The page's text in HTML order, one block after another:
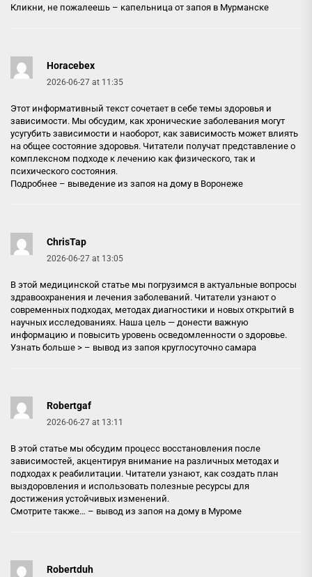
Кликни, не пожалеешь – капельница от запоя в Мурманске
Horacebex
2026-06-27 at 11:35
Этот информативный текст сочетает в себе темы здоровья и
зависимости. Мы обсудим, как хронические заболевания могут
усугубить зависимости и наоборот, как зависимость может влиять
на общее состояние здоровья. Читатели получат представление о
комплексном подходе к лечению как физического, так и
психического состояния.
Подробнее – выведение из запоя на дому в Воронеже
ChrisTap
2026-06-27 at 13:05
В этой медицинской статье мы погрузимся в актуальные вопросы
здравоохранения и лечения заболеваний. Читатели узнают о
современных подходах, методах диагностики и новых открытий в
научных исследованиях. Наша цель — донести важную
информацию и повысить уровень осведомленности о здоровье.
Узнать больше > – вывод из запоя круглосуточно самара
Robertgaf
2026-06-27 at 13:11
В этой статье мы обсудим процесс восстановления после
зависимостей, акцентируя внимание на различных методах и
подходах к реабилитации. Читатели узнают, как создать план
выздоровления и использовать полезные ресурсы для
достижения устойчивых изменений.
Смотрите также… – вывод из запоя на дому в Муроме
Robertduh